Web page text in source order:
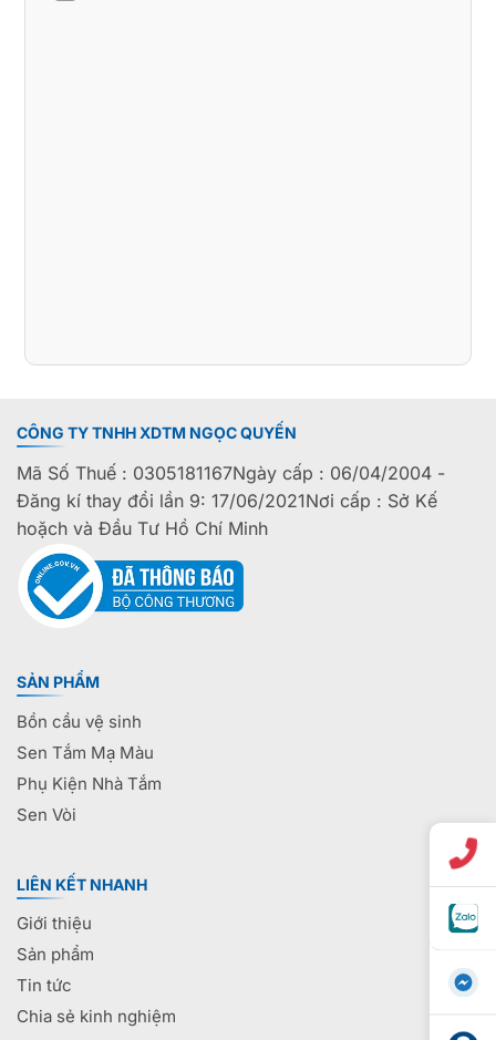
CÔNG TY TNHH XDTM NGỌC QUYẾN
Mã Số Thuế : 0305181167Ngày cấp : 06/04/2004 -
Đăng kí thay đổi lần 9: 17/06/2021Nơi cấp : Sở Kế
hoặch và Đầu Tư Hồ Chí Minh
SẢN PHẨM
Bồn cầu vệ sinh
Sen Tắm Mạ Màu
Phụ Kiện Nhà Tắm
Sen Vòi
LIÊN KẾT NHANH
Giới thiệu
Sản phẩm
Tin tức
Chia sẻ kinh nghiệm